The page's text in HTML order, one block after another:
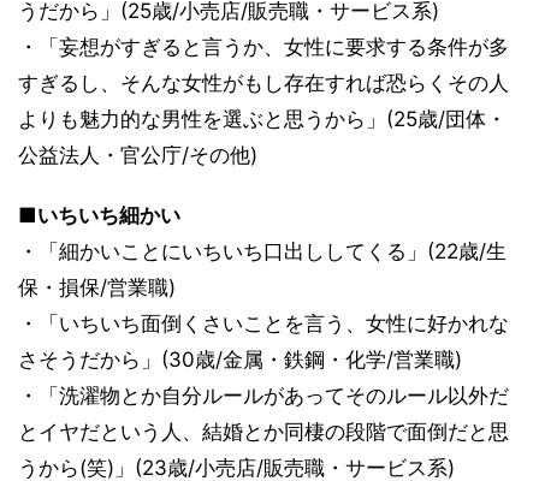
うだから」(25歳/小売店/販売職・サービス系)
・「妄想がすぎると言うか、女性に要求する条件が多
すぎるし、そんな女性がもし存在すれば恐らくその人
よりも魅力的な男性を選ぶと思うから」(25歳/団体・
公益法人・官公庁/その他)
■いちいち細かい
・「細かいことにいちいち口出ししてくる」(22歳/生
保・損保/営業職)
・「いちいち面倒くさいことを言う、女性に好かれな
さそうだから」(30歳/金属・鉄鋼・化学/営業職)
・「洗濯物とか自分ルールがあってそのルール以外だ
とイヤだという人、結婚とか同棲の段階で面倒だと思
うから(笑)」(23歳/小売店/販売職・サービス系)